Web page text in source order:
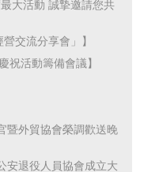
大活動 誠摯邀請您共
交流分享會」】
祝活動籌備會議】
暨外貿協會榮調歡送晚
安退役人員協會成立大